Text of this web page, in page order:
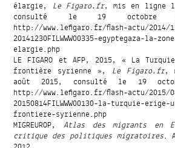
élargie, Le Figaro.fr, mis en ligne le
consulté le 19 octobre
http://www.lefigaro.fr/flash-actu/2014/
20141230FILWWW00335-egyptegaza-la-
elargie.php
LE FIGARO et AFP, 2015, « La
frontière syrienne », Le Figaro.fr,
août 2015, consulté le 19
http://www.lefigaro.fr/flash-actu/2015/
20150814FILWWW00130-la-turquie-
frontiere-syrienne.php
MIGREUROP, Atlas des migrants en
critique des politiques migratoires.